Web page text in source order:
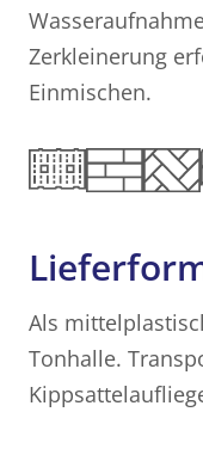
Zerkleinerung
Einmischen.
Als
Tonhalle.